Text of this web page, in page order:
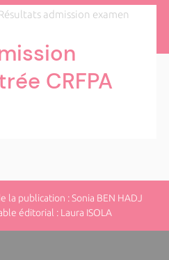
admission examen
CRFPA
publication : Sonia BEN HADJ
éditorial : Laura ISOLA